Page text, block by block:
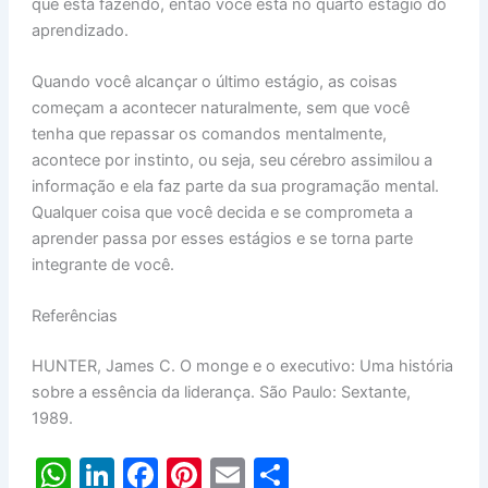
que está fazendo, então você está no quarto estágio do
aprendizado.
Quando você alcançar o último estágio, as coisas
começam a acontecer naturalmente, sem que você
tenha que repassar os comandos mentalmente,
acontece por instinto, ou seja, seu cérebro assimilou a
informação e ela faz parte da sua programação mental.
Qualquer coisa que você decida e se comprometa a
aprender passa por esses estágios e se torna parte
integrante de você.
Referências
HUNTER, James C. O monge e o executivo: Uma história
sobre a essência da liderança. São Paulo: Sextante,
1989.
W Li F
Pi E